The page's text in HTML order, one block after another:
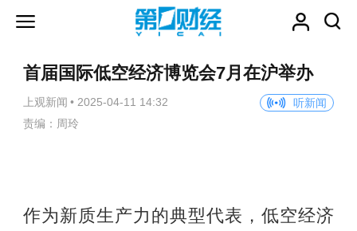
首届国际低空经济博览会7月在沪举办
上观新闻 • 2025-04-11 14:32
听新闻
责编：周玲
作为新质生产力的典型代表，低空经济